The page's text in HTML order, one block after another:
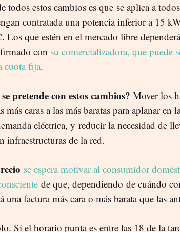
todos estos cambios es que se aplica a
contratada una potencia inferior a 15
Los que estén en el mercado libre
con su comercializadora, que puede
cuota fija.
pretende con estos cambios? Mover los
más caras a las más baratas para aplanar en
eléctrica, y reducir la necesidad de
infraestructuras de la red.
se espera motivar al consumidor
de que, dependiendo de cuándo
una factura más cara o más barata que las
Si el horario punta es entre las 18 de la